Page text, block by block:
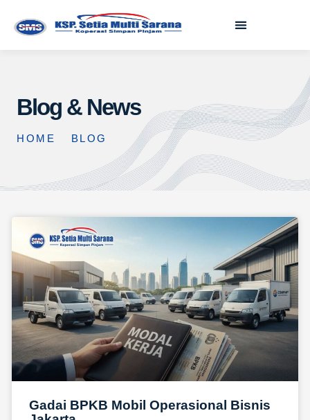
Blog & News
HOME BLOG
Gadai BPKB Mobil Operasional Bisnis